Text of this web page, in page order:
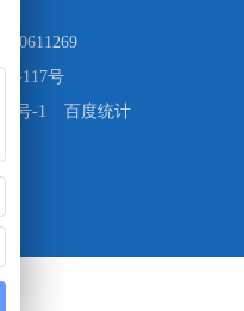
路117号
号-1 百度统计